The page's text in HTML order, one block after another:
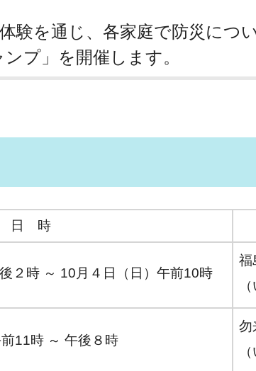
ータ・活用事例
いわき市広告事業
験を通じ、各家庭で防災につ
プ」を開催します。
日 時
２時 ～ 10月４日（日）午前10時
福
11時 ～ 午後８時
勿